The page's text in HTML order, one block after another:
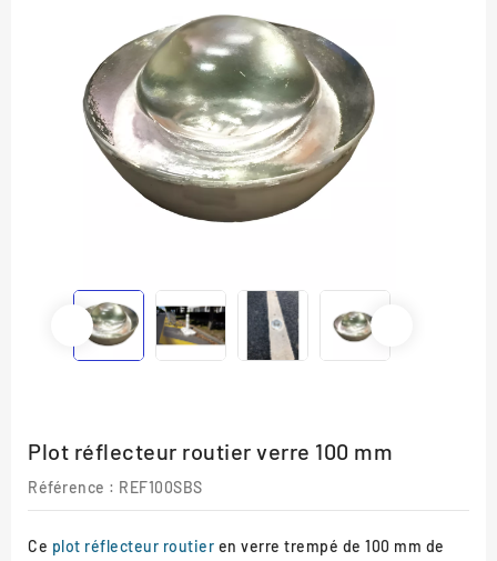
Plot réflecteur routier verre 100 mm
Référence : REF100SBS
Ce plot réflecteur routier en verre trempé de 100 mm de